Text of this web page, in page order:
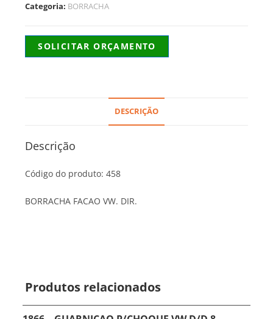
Categoria: BORRACHA
SOLICITAR ORÇAMENTO
DESCRIÇÃO
Descrição
Código do produto: 458
BORRACHA FACAO VW. DIR.
Produtos relacionados